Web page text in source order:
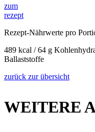
zum
rezept
Rezept-Nährwerte pro
489 kcal / 64 g
Ballaststoffe
zurück zur übersicht
WEITERE